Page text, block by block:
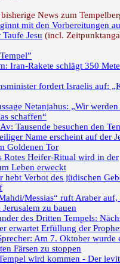
News zum
mit den Vorbereitungen
Jesu (incl.
Iran-Rakete schlägt 350
fordert Israelis auf:
Netanjahus: „Wir
schaffen“
Tausende besuchen den
Name erscheint auf der
Goldenen Tor
Rotes Heifer-Ritual wird in der
Leben erweckt
hebt Verbot des jüdischen
Messias“ ruft Araber auf,
zu bauen
des Dritten Tempels:
erwartet Erfüllung der
Am 7. Oktober
Färsen zu stoppen
wird kommen - Der